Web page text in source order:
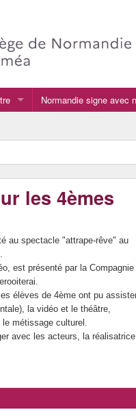
Normandie signe avec
les 4èmes
au spectacle "attrape-rêve" au
est présenté par la Compagnie
élèves de 4ème ont pu
la vidéo et le théâtre,
métissage culturel.
avec les acteurs, la